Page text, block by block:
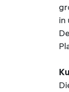
in